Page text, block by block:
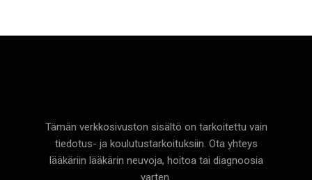
Tämän verkkosivuston sisältö on tarkoitettu vain
tiedotus- ja koulutustarkoituksiin. Ota yhteys
lääkäriin lääkärin neuvoja, hoitoa tai diagnoosia
varten.